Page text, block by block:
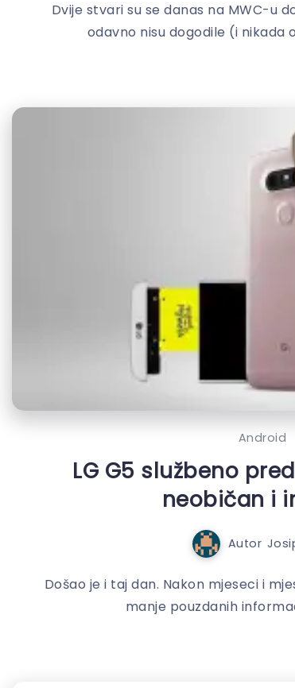
Dvije stvari su se danas na MWC-u
odavno nisu dogodile (i nikada
Android
LG G5 službeno
neobičan i
Autor
Došao je i taj dan. Nakon mjeseci i
manje pouzdanih